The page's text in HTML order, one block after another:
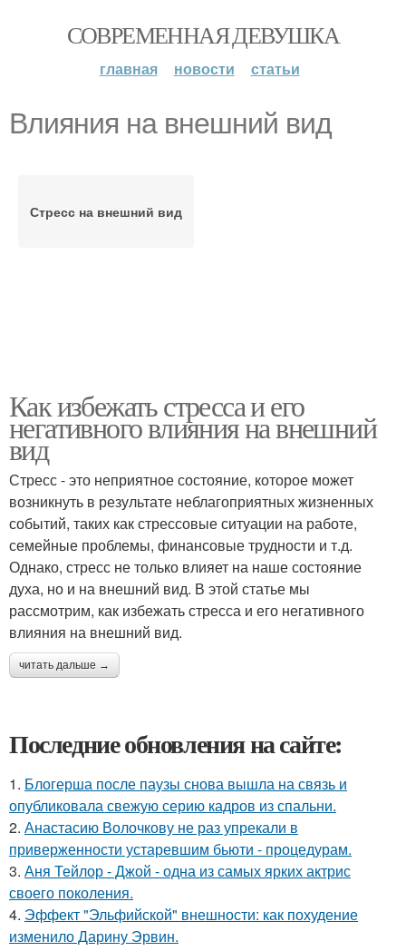
СОВРЕМЕННАЯ ДЕВУШКА
главная новости статьи
Влияния на внешний вид
Стресс на внешний вид
Как избежать стресса и его
негативного влияния на внешний
вид
Стресс - это неприятное состояние, которое может
возникнуть в результате неблагоприятных жизненных
событий, таких как стрессовые ситуации на работе,
семейные проблемы, финансовые трудности и т.д.
Однако, стресс не только влияет на наше состояние
духа, но и на внешний вид. В этой статье мы
рассмотрим, как избежать стресса и его негативного
влияния на внешний вид.
читать дальше →
Последние обновления на сайте:
1. Блогерша после паузы снова вышла на связь и
опубликовала свежую серию кадров из спальни.
2. Анастасию Волочкову не раз упрекали в
приверженности устаревшим бьюти - процедурам.
3. Аня Тейлор - Джой - одна из самых ярких актрис
своего поколения.
4. Эффект "Эльфийской" внешности: как похудение
изменило Дарину Эрвин.